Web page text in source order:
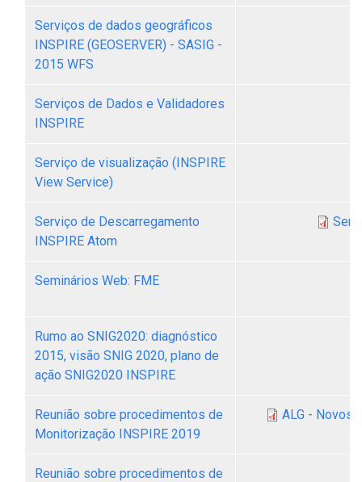
Serviços de dados geográficos
INSPIRE (GEOSERVER) - SASIG -
2015 WFS
Serviços de Dados e Validadores
INSPIRE
Serviço de visualização (INSPIRE
View Service)
Serviço de Descarregamento
INSPIRE Atom
Seminários Web: FME
Rumo ao SNIG2020: diagnóstico
2015, visão SNIG 2020, plano de
ação SNIG2020 INSPIRE
Reunião sobre procedimentos de
Monitorização INSPIRE 2019
ALG - Novos
Reunião sobre procedimentos de